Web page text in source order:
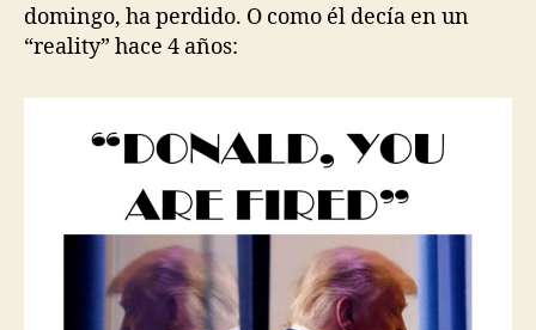
domingo, ha perdido. O como él decía en un
“reality” hace 4 años: